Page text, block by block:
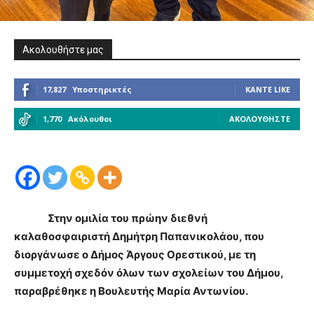
Ακολουθήστε μας
17,827 Υποστηρικτές ΚΆΝΤΕ LIKE
1,770 Ακόλουθοι ΑΚΟΛΟΥΘΉΣΤΕ
Στην ομιλία του πρώην διεθνή
καλαθοσφαιριστή Δημήτρη Παπανικολάου, που
διοργάνωσε ο Δήμος Άργους Ορεστικού, με τη
συμμετοχή σχεδόν όλων των σχολείων του Δήμου,
παραβρέθηκε η Βουλευτής Μαρία Αντωνίου.